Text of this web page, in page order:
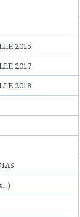
2015
2017
2018